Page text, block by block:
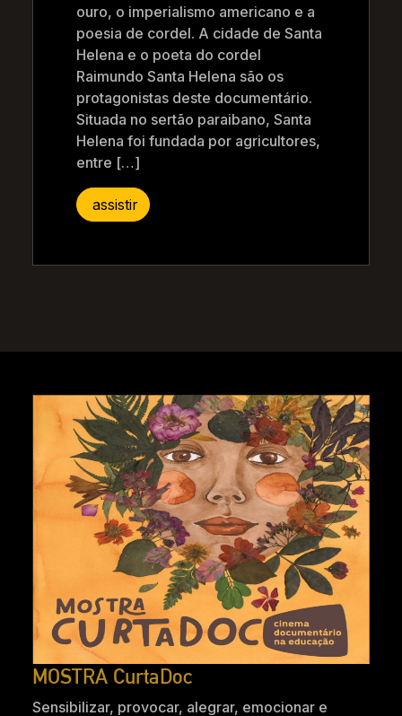
ouro, o imperialismo americano e a
poesia de cordel. A cidade de Santa
Helena e o poeta do cordel
Raimundo Santa Helena são os
protagonistas deste documentário.
Situada no sertão paraibano, Santa
Helena foi fundada por agricultores,
entre […]
assistir
MOSTRA CurtaDoc
Sensibilizar, provocar, alegrar, emocionar e